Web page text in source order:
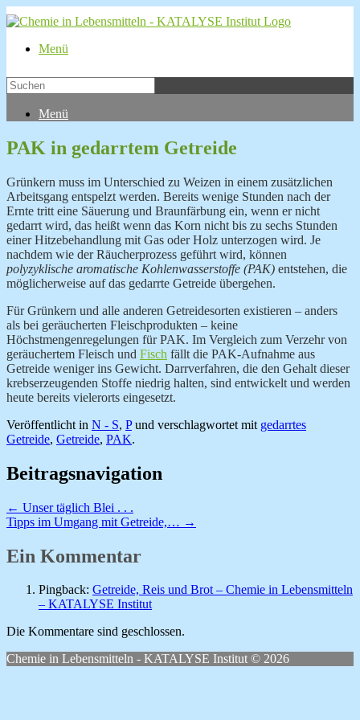
Menü
Menü
PAK in gedarrtem Getreide
Grünkern muss im Unterschied zu Weizen in einem zusätzlichen
Arbeitsgang entspelzt werden. Bereits wenige Stunden nach der
Ernte tritt eine Säuerung und Braunfärbung ein, wenn er nicht
gedarrt wird, das heißt wenn das Korn nicht bis zu sechs Stunden
einer Hitzebehandlung mit Gas oder Holz unterzogen wird. Je
nachdem wie der Räucherprozess geführt wird, können
polyzyklische aromatische Kohlenwasserstoffe (PAK) entstehen, die
möglicherweise auf das gedarrte Getreide übergehen.
Für Grünkern und alle anderen Getreidesorten existieren – anders
als bei geräucherten Fleischprodukten – keine
Höchstmengenregelungen für PAK. Im Vergleich zum Verzehr von
geräuchertem Fleisch und Fisch fällt die PAK-Aufnahme aus
Getreide weniger ins Gewicht. Darrverfahren, die den Gehalt dieser
krebserzeugenden Stoffe niedrig halten, sind entwickelt und werden
heute bereits vielerorts eingesetzt.
Veröffentlicht in N - S, Pund verschlagwortet mit gedarrtes
Getreide, Getreide, PAK.
Beitragsnavigation
← Unser täglich Blei . . .
Tipps im Umgang mit Getreide,… →
Ein Kommentar
Pingback: Getreide, Reis und Brot – Chemie in Lebensmitteln
– KATALYSE Institut
Die Kommentare sind geschlossen.
Chemie in Lebensmitteln - KATALYSE Institut © 2026